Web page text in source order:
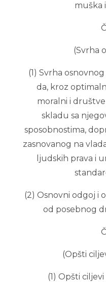
muška
(Svrha
(1) Svrha
da, kroz
moralni i
skladu sa
sposobnostima,
zasnovanog na
ljudskih prava i
(2) Osnovni odgoj i
od posebnog
(Opšti
(1) Opšti